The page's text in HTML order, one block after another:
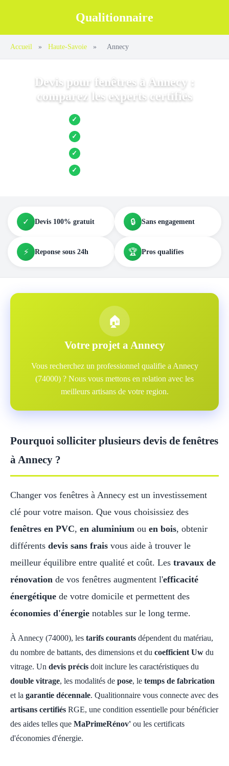
Qualitionnaire
Accueil » Haute-Savoie » Annecy
Devis pour fenêtres à Annecy :
comparez les experts certifiés
✓ Jusqu’à 3 devis comparés
✓ Entreprises locales vérifiées
✓ Pose garantie
✓ Aides et primes incluses
✓ Devis 100% gratuit 🔒 Sans engagement
⚡ Reponse sous 24h 🏆 Pros qualifies
🏠
Votre projet a Annecy
Vous recherchez un professionnel qualifie a Annecy
(74000) ? Nous vous mettons en relation avec les
meilleurs artisans de votre region.
Pourquoi solliciter plusieurs devis de fenêtres
à Annecy ?
Changer vos fenêtres à Annecy est un investissement
clé pour votre maison. Que vous choisissiez des
fenêtres en PVC, en aluminium ou en bois, obtenir
différents devis sans frais vous aide à trouver le
meilleur équilibre entre qualité et coût. Les travaux de
rénovation de vos fenêtres augmentent l'efficacité
énergétique de votre domicile et permettent des
économies d'énergie notables sur le long terme.
À Annecy (74000), les tarifs courants dépendent du matériau,
du nombre de battants, des dimensions et du coefficient Uw du
vitrage. Un devis précis doit inclure les caractéristiques du
double vitrage, les modalités de pose, le temps de fabrication
et la garantie décennale. Qualitionnaire vous connecte avec des
artisans certifiés RGE, une condition essentielle pour bénéficier
des aides telles que MaPrimeRénov' ou les certificats
d'économies d'énergie.